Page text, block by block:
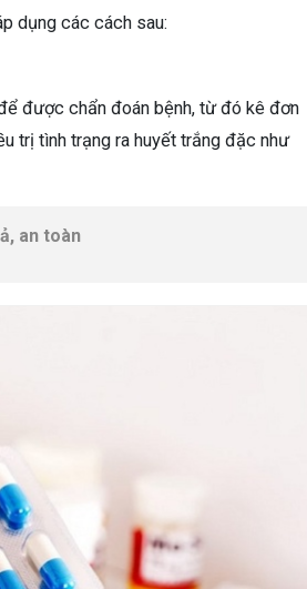
dụng các cách sau:
được chẩn đoán bệnh, từ đó kê đơn
trị tình trạng ra huyết trắng đặc như
an toàn